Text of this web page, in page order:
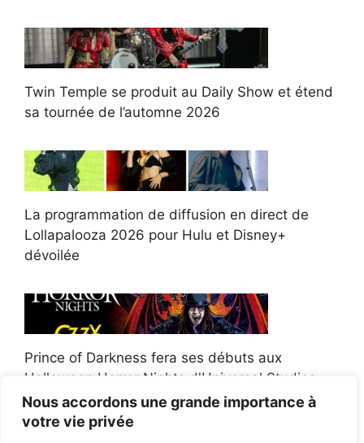
Nous accordons une grande importance à
votre vie privée
Twin Temple se produit au Daily Show et étend
sa tournée de l’automne 2026
La programmation de diffusion en direct de
Lollapalooza 2026 pour Hulu et Disney+
dévoilée
Prince of Darkness fera ses débuts aux
Halloween Horror Nights d'Universal Studios